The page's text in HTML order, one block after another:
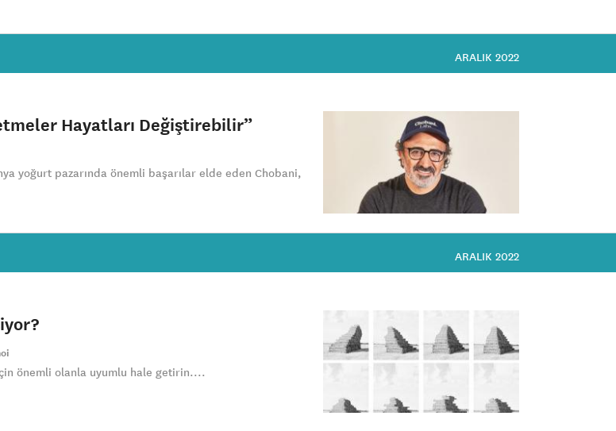
ARALIK 2022
Hayatları Değiştirebilir”
yoğurt pazarında önemli başarılar elde eden Chobani,
ARALIK 2022
önemli olanla uyumlu hale getirin....